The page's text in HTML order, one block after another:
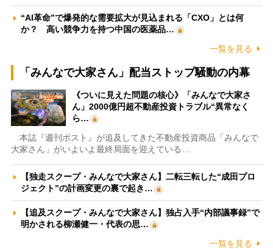
“AI革命”で爆発的な需要拡大が見込まれる「CXO」とは何
か？ 高い競争力を持つ中国の医薬品…
一覧を見る
「みんなで大家さん」配当ストップ騒動の内幕
《ついに見えた問題の核心》「みんなで大家さ
ん」2000億円超不動産投資トラブル“異常なく
ら…
本誌『週刊ポスト』が追及してきた不動産投資商品「みんなで
大家さん」がいよいよ最終局面を迎えている…
【独走スクープ・みんなで大家さん】二転三転した“成田プロ
ジェクト”の計画変更の裏で起き…
【追及スクープ・みんなで大家さん】独占入手“内部議事録”で
明かされる柳瀬健一・代表の思…
一覧を見る